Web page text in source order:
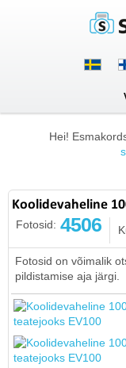
Hei!
Koolidevaheline
Fotosid: 4506
Fotosid on võimalik
pildistamise aja järgi.